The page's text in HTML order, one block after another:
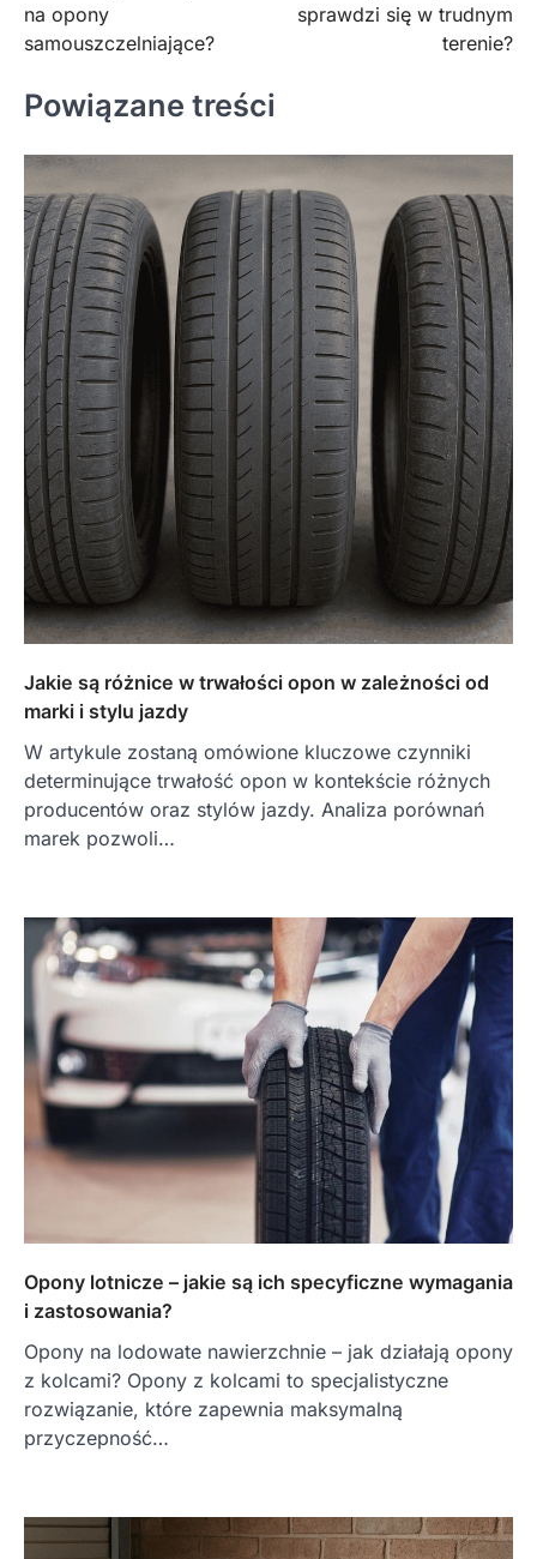
na opony
samouszczelniające?
sprawdzi się w trudnym
terenie?
Powiązane treści
Jakie są różnice w trwałości opon w zależności od
marki i stylu jazdy
W artykule zostaną omówione kluczowe czynniki
determinujące trwałość opon w kontekście różnych
producentów oraz stylów jazdy. Analiza porównań
marek pozwoli…
Opony lotnicze – jakie są ich specyficzne wymagania
i zastosowania?
Opony na lodowate nawierzchnie – jak działają opony
z kolcami? Opony z kolcami to specjalistyczne
rozwiązanie, które zapewnia maksymalną
przyczepność…